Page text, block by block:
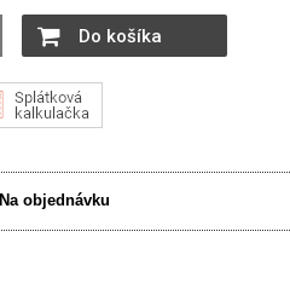
Do košíka
Na objednávku